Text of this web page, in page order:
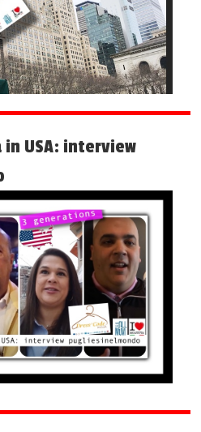
in USA: interview